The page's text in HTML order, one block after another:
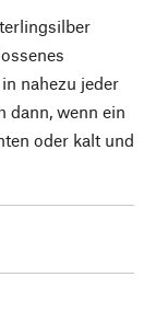
nahezu jeder
dann, wenn ein
oder kalt und